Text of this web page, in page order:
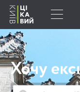
Хочу
+380